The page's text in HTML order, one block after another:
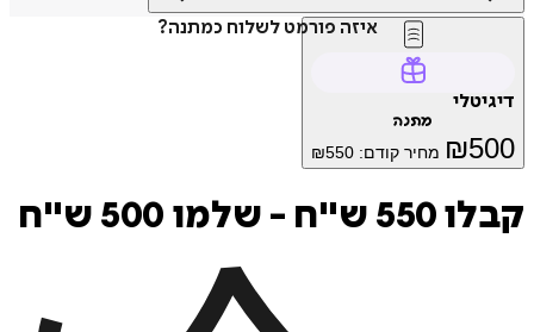
איזה פורמט לשלוח כמתנה?
₪ מחיר קודם: ₪550
שלמו 500 ש"ח